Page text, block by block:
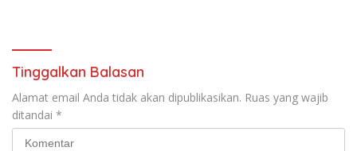
Tinggalkan Balasan
Alamat email Anda tidak akan dipublikasikan. Ruas yang wajib
ditandai *